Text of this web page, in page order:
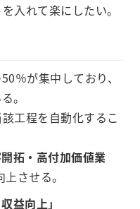
入れて楽にしたい。
％が集中しており、
。
工程を自動化するこ
拓・高付加価値業
させる。
益向上」